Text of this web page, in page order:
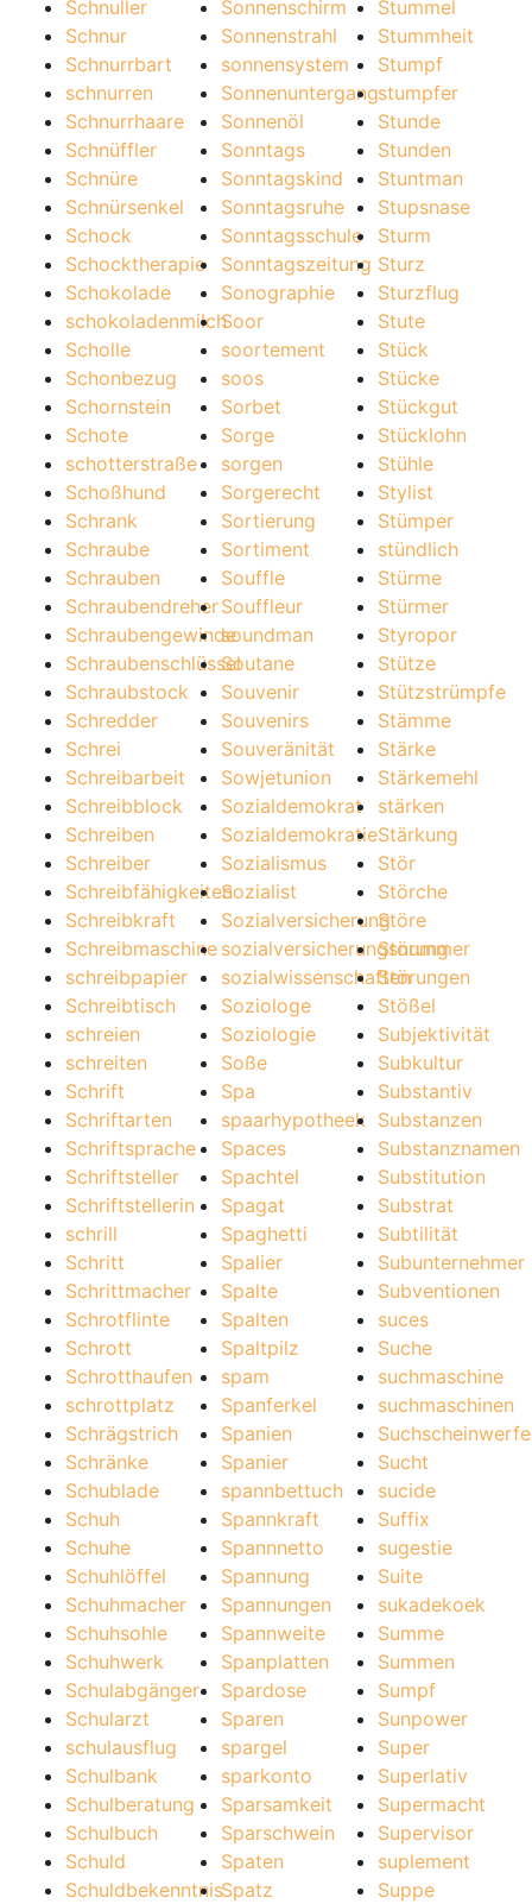
Schnuller
Schnur
Schnurrbart
schnurren
Schnurrhaare
Schnüffler
Schnüre
Schnürsenkel
Schock
Schocktherapie
Schokolade
schokoladenmilch
Scholle
Schonbezug
Schornstein
Schote
schotterstraße
Schoßhund
Schrank
Schraube
Schrauben
Schraubendreher
Schraubengewinde
Schraubenschlüssel
Schraubstock
Schredder
Schrei
Schreibarbeit
Schreibblock
Schreiben
Schreiber
Schreibfähigkeiten
Schreibkraft
Schreibmaschine
schreibpapier
Schreibtisch
schreien
schreiten
Schrift
Schriftarten
Schriftsprache
Schriftsteller
Schriftstellerin
schrill
Schritt
Schrittmacher
Schrotflinte
Schrott
Schrotthaufen
schrottplatz
Schrägstrich
Schränke
Schublade
Schuh
Schuhe
Schuhlöffel
Schuhmacher
Schuhsohle
Schuhwerk
Schulabgänger
Schularzt
schulausflug
Schulbank
Schulberatung
Schulbuch
Schuld
Schuldbekenntnis
Sonnenschirm
Sonnenstrahl
sonnensystem
Sonnenuntergang
Sonnenöl
Sonntags
Sonntagskind
Sonntagsruhe
Sonntagsschule
Sonntagszeitung
Sonographie
Soor
soortement
soos
Sorbet
Sorge
sorgen
Sorgerecht
Sortierung
Sortiment
Souffle
Souffleur
soundman
Soutane
Souvenir
Souvenirs
Souveränität
Sowjetunion
Sozialdemokrat
Sozialdemokratie
Sozialismus
Sozialist
Sozialversicherung
sozialversicherungsnummer
sozialwissenschaften
Soziologe
Soziologie
Soße
Spa
spaarhypotheek
Spaces
Spachtel
Spagat
Spaghetti
Spalier
Spalte
Spalten
Spaltpilz
spam
Spanferkel
Spanien
Spanier
spannbettuch
Spannkraft
Spannnetto
Spannung
Spannungen
Spannweite
Spanplatten
Spardose
Sparen
spargel
sparkonto
Sparsamkeit
Sparschwein
Spaten
Spatz
Stummel
Stummheit
Stumpf
stumpfer
Stunde
Stunden
Stuntman
Stupsnase
Sturm
Sturz
Sturzflug
Stute
Stück
Stücke
Stückgut
Stücklohn
Stühle
Stylist
Stümper
stündlich
Stürme
Stürmer
Styropor
Stütze
Stützstrümpfe
Stämme
Stärke
Stärkemehl
stärken
Stärkung
Stör
Störche
Störe
Störung
Störungen
Stößel
Subjektivität
Subkultur
Substantiv
Substanzen
Substanznamen
Substitution
Substrat
Subtilität
Subunternehmer
Subventionen
suces
Suche
suchmaschine
suchmaschinen
Sucht
sucide
Suffix
sugestie
Suite
sukadekoek
Summe
Summen
Sumpf
Sunpower
Super
Superlativ
Supermacht
Supervisor
suplement
Suppe